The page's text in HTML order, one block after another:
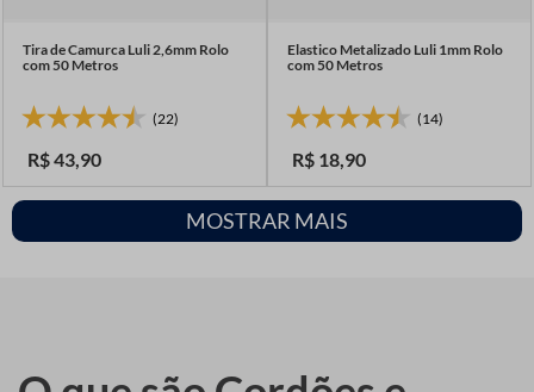
Tira de Camurca Luli 2,6mm Rolo
com 50 Metros
(22)
R$43,90
Elastico Metalizado Luli 1mm Rolo
com 50 Metros
(14)
R$ 18,90
MOSTRAR MAIS